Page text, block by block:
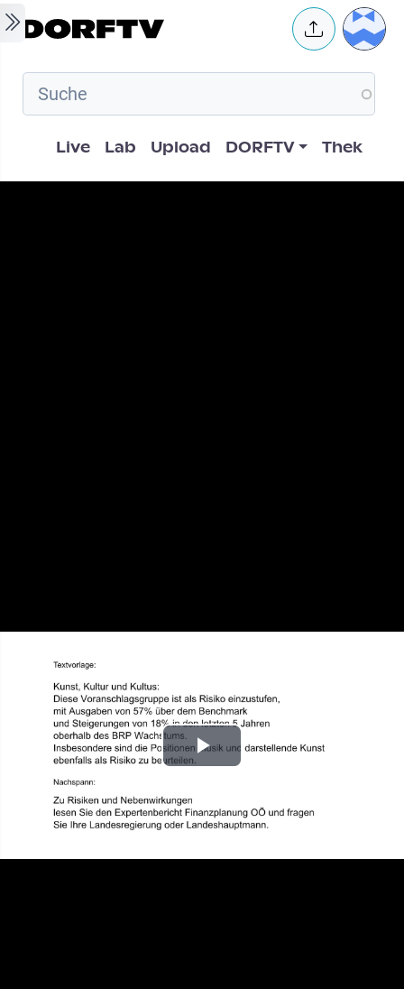
Skip to main content User
Hauptnavigation
Live Lab Upload DORFTV Thek
Play
Video